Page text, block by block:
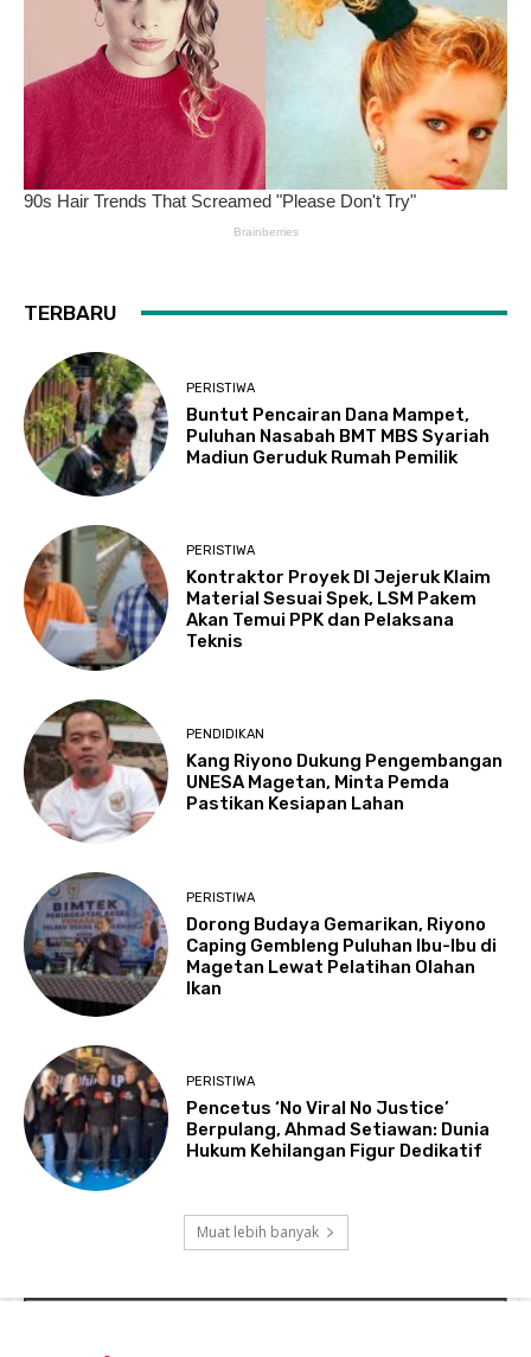
TERBARU
PERISTIWA
Buntut Pencairan Dana Mampet,
Puluhan Nasabah BMT MBS Syariah
Madiun Geruduk Rumah Pemilik
PERISTIWA
Kontraktor Proyek DI Jejeruk Klaim
Material Sesuai Spek, LSM Pakem
Akan Temui PPK dan Pelaksana
Teknis
PENDIDIKAN
Kang Riyono Dukung Pengembangan
UNESA Magetan, Minta Pemda
Pastikan Kesiapan Lahan
PERISTIWA
Dorong Budaya Gemarikan, Riyono
Caping Gembleng Puluhan Ibu-Ibu di
Magetan Lewat Pelatihan Olahan
Ikan
PERISTIWA
Pencetus ‘No Viral No Justice’
Berpulang, Ahmad Setiawan: Dunia
Hukum Kehilangan Figur Dedikatif
Muat lebih banyak